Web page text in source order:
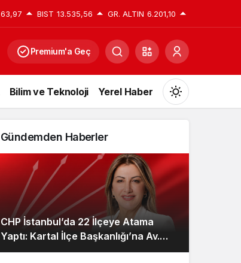
63,97 BIST 13.535,56 GR. ALTIN 6.201,10
Premium'a Geç
Bilim ve Teknoloji Yerel Haber
Mod
değiştir
Gündüz Modu
Gündüz modunu seçin.
Gece Modu
Gündemden Haberler
CHP İstanbul’da 22 İlçeye Atama
Yaptı: Kartal İlçe Başkanlığı’na Av.
Neşe Büklü Getirildi